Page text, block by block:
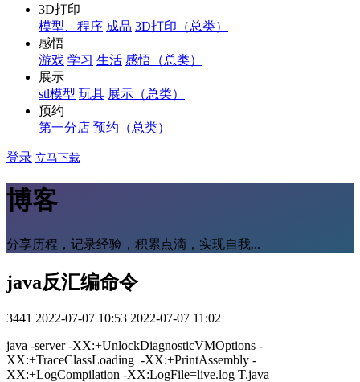
3D打印
模型、程序 成品 3D打印（总类）
感悟
游戏 学习 生活 感悟（总类）
展示
stl模型 玩具 展示（总类）
预约
第一分店 预约（总类）
登录 立马下载
博客
分享历程，记录经验，积累点滴，实现自我...
java反汇编命令
3441 2022-07-07 10:53 2022-07-07 11:02
java -server -XX:+UnlockDiagnosticVMOptions -
XX:+TraceClassLoading -XX:+PrintAssembly -
XX:+LogCompilation -XX:LogFile=live.log T.java